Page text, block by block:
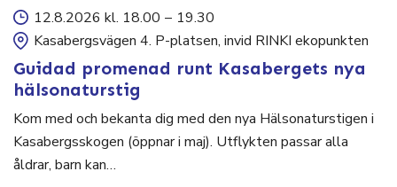
12.8.2026 kl. 18.00 – 19.30
Kasabergsvägen 4. P-platsen, invid RINKI ekopunkten
Guidad promenad runt Kasabergets nya
hälsonaturstig
Kom med och bekanta dig med den nya Hälsonaturstigen i
Kasabergsskogen (öppnar i maj). Utflykten passar alla
åldrar, barn kan…